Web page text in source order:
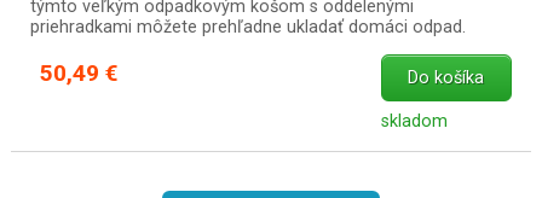
týmto veľkým odpadkovým košom s oddelenými
priehradkami môžete prehľadne ukladať domáci odpad.
50,49 € Do košíka
skladom